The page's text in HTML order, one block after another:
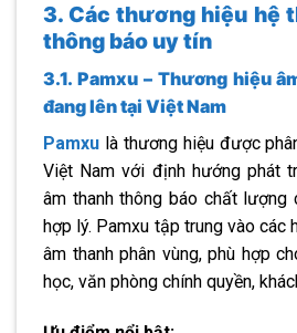
3. Các thương hiệu hệ
thông báo uy tín
3.1. Pamxu – Thương hiệu
đang lên tại Việt Nam
Pamxu là thương hiệu được
Việt Nam với định hướng phát
âm thanh thông báo chất lượng
hợp lý. Pamxu tập trung vào các
âm thanh phân vùng, phù hợp
học, văn phòng chính quyền,